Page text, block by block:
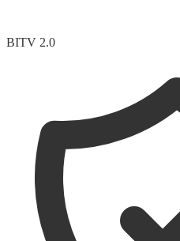
BITV 2.0